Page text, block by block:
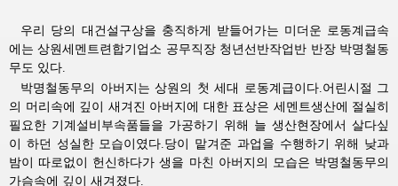
우리 당의 대건설구상을 충직하게 받들어가는 미더운 로동계급속
에는 상원세멘트련합기업소 공무직장 청년선반작업반 반장 박명철동
무도 있다.
박명철동무의 아버지는 상원의 첫 세대 로동계급이다.어린시절 그
의 머리속에 깊이 새겨진 아버지에
대한 표상은 세멘트생산에 절실히
필요한 기계설비부속품들을 가공하기 위해 늘 생산현장에서 살다싶
이 하던 성실한 모습이였다.당이 맡겨준 과업을 수행하기 위해 낮과
밤이 따로없이 헌신하다가 생을 마친 아버지의
모습은 박명철동무의
가슴속에 깊이 새겨졌다.